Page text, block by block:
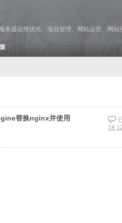
务器运维优化、项目管理、网站运营、网
替换nginx并使用
18